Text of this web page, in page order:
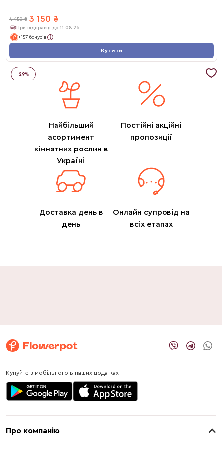
4 450 ₴ 3 150 ₴
При відправці до 11.08.26
+157 бонусів
Купити
-29%
Найбільший
асортимент
кімнатних рослин в
Україні
Постійні акційні
пропозиції
Доставка день в
день
Онлайн супровід на
всіх етапах
Купуйте з мобільного в наших додатках
Про компанію